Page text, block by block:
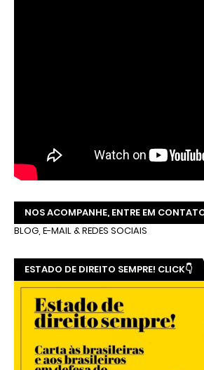
NOS ACOMPANHE, ENTRE EM
BLOG, E-MAIL & REDES SOCIAIS
ESTADO DE DIREITO SEMPRE! CLICK👇